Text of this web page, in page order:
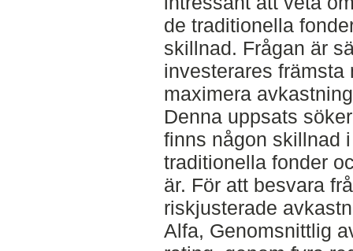
de traditionella
skillnad. Frågan är
investerares
maximera
Denna uppsats
finns någon skillnad
traditionella fonder
är. För att besvara
riskjusterade
Alfa, Genomsnittlig